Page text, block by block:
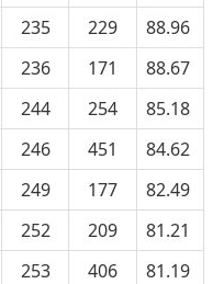
235 229
88.96
236 171
88.67
244 254
85.18
246 451
84.62
249 177
82.49
252 209
81.21
253 406
81.19